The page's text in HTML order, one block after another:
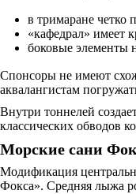
в тримаране четко
«кафедрал» имеет
боковые элементы
Спонсоры не имеют
аквалангистам
Внутри тоннелей
классических обводов
Морские сани
Модификация
Фокса». Средняя лыжа